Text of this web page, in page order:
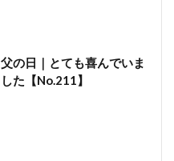
父の日｜とても喜んでいま
した【No.211】